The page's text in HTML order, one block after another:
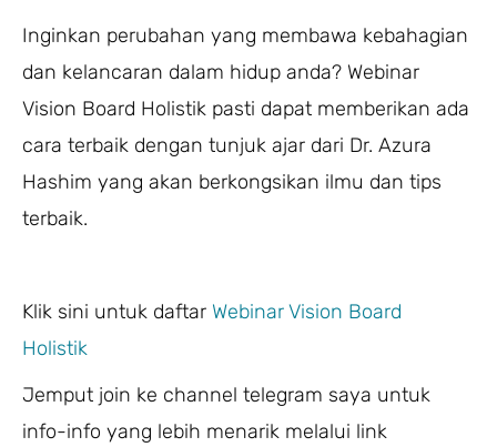
Inginkan perubahan yang membawa kebahagian
dan kelancaran dalam hidup anda? Webinar
Vision Board Holistik pasti dapat memberikan ada
cara terbaik dengan tunjuk ajar dari Dr. Azura
Hashim yang akan berkongsikan ilmu dan tips
terbaik.
Klik sini untuk daftar Webinar Vision Board
Holistik
Jemput join ke channel telegram saya untuk
info-info yang lebih menarik melalui link